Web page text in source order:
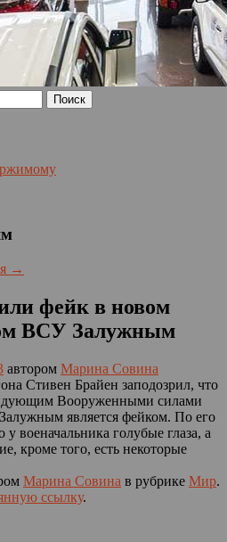
→
фейк в новом
ВСУ Залужным
автором Марина Совина
Стивен Брайен заподозрил, что
Вооруженными силами
является фейком. По его
военачальника голубые глаза, а
кроме того, есть некоторые
Марина Совина в рубрике Мир.
ссылку.